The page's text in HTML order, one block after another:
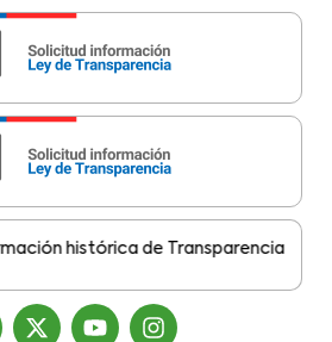
histórica de Transparencia